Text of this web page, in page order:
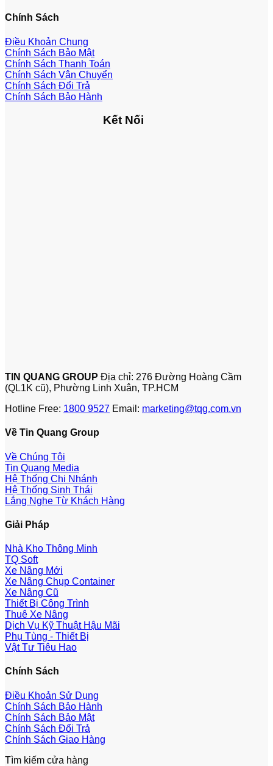
Chính Sách
Điều Khoản Chung
Chính Sách Bảo Mật
Chính Sách Thanh Toán
Chính Sách Vận Chuyển
Chính Sách Đổi Trả
Chính Sách Bảo Hành
Kết Nối
TIN QUANG GROUP Địa chỉ: 276 Đường Hoàng Cầm
(QL1K cũ), Phường Linh Xuân, TP.HCM
Hotline Free: 1800 9527 Email: marketing@tqg.com.vn
Về Tin Quang Group
Về Chúng Tôi
Tin Quang Media
Hệ Thống Chi Nhánh
Hệ Thống Sinh Thái
Lắng Nghe Từ Khách Hàng
Giải Pháp
Nhà Kho Thông Minh
TQ Soft
Xe Nâng Mới
Xe Nâng Chụp Container
Xe Nâng Cũ
Thiết Bị Công Trình
Thuê Xe Nâng
Dịch Vụ Kỹ Thuật Hậu Mãi
Phụ Tùng - Thiết Bị
Vật Tư Tiêu Hao
Chính Sách
Điều Khoản Sử Dụng
Chính Sách Bảo Hành
Chính Sách Bảo Mật
Chính Sách Đổi Trả
Chính Sách Giao Hàng
Tìm kiếm cửa hàng